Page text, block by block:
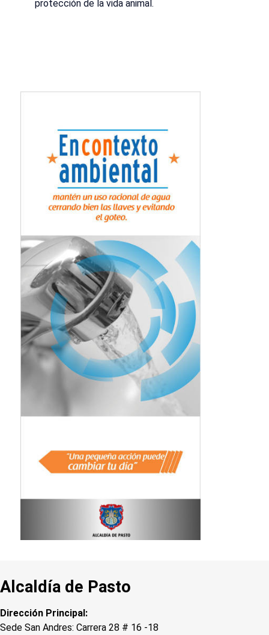
protección de la vida animal.
Alcaldía de Pasto
Dirección Principal:
Sede San Andres: Carrera 28 # 16 -18